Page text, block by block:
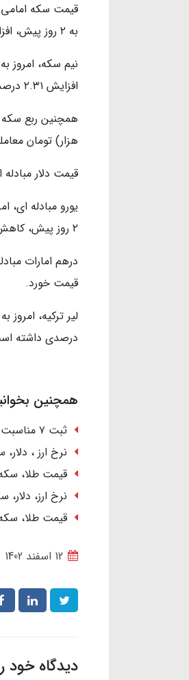
به ۲ روز پیش، افزایش ۲.۵۸ درصدی داشته است.
افزایش ۲.۳۱ درصدی داشته است.
هزار) تومان
قیمت دلار مبادله ای در بازار داخلی هم
۲ روز پیش، کاهش ۰.۰۹ درصدی داشته است.
قیمت خورد.
درصدی داشته
همچنین
ثبت ۷ مناسبت جدید با نام محصولات کشاورزی در تقویم رسمی کشور
نرخ ارز ، دلار، سکه ،
قیمت طلا، سکه و دلار امروز
نرخ ارز، دلار، سکه و طلا
قیمت طلا، سکه و دلار امروز
دیدگاه خود